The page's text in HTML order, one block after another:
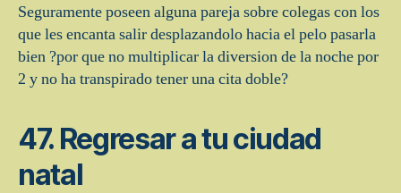
Seguramente poseen alguna pareja sobre colegas con los
que les encanta salir desplazandolo hacia el pelo pasarla
bien ?por que no multiplicar la diversion de la noche por
2 y no ha transpirado tener una cita doble?
47. Regresar a tu ciudad
natal